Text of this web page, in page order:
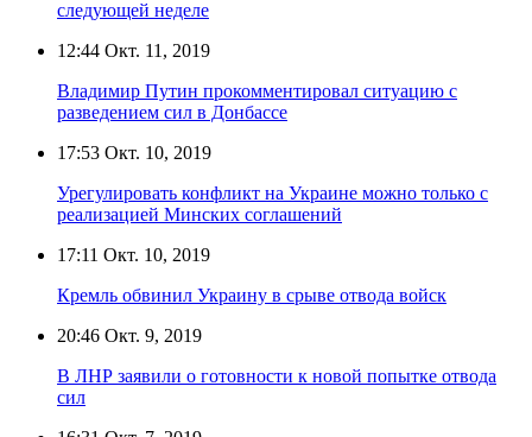
следующей неделе
12:44 Окт. 11, 2019
Владимир Путин прокомментировал ситуацию с
разведением сил в Донбассе
17:53 Окт. 10, 2019
Урегулировать конфликт на Украине можно только с
реализацией Минских соглашений
17:11 Окт. 10, 2019
Кремль обвинил Украину в срыве отвода войск
20:46 Окт. 9, 2019
В ЛНР заявили о готовности к новой попытке отвода
сил